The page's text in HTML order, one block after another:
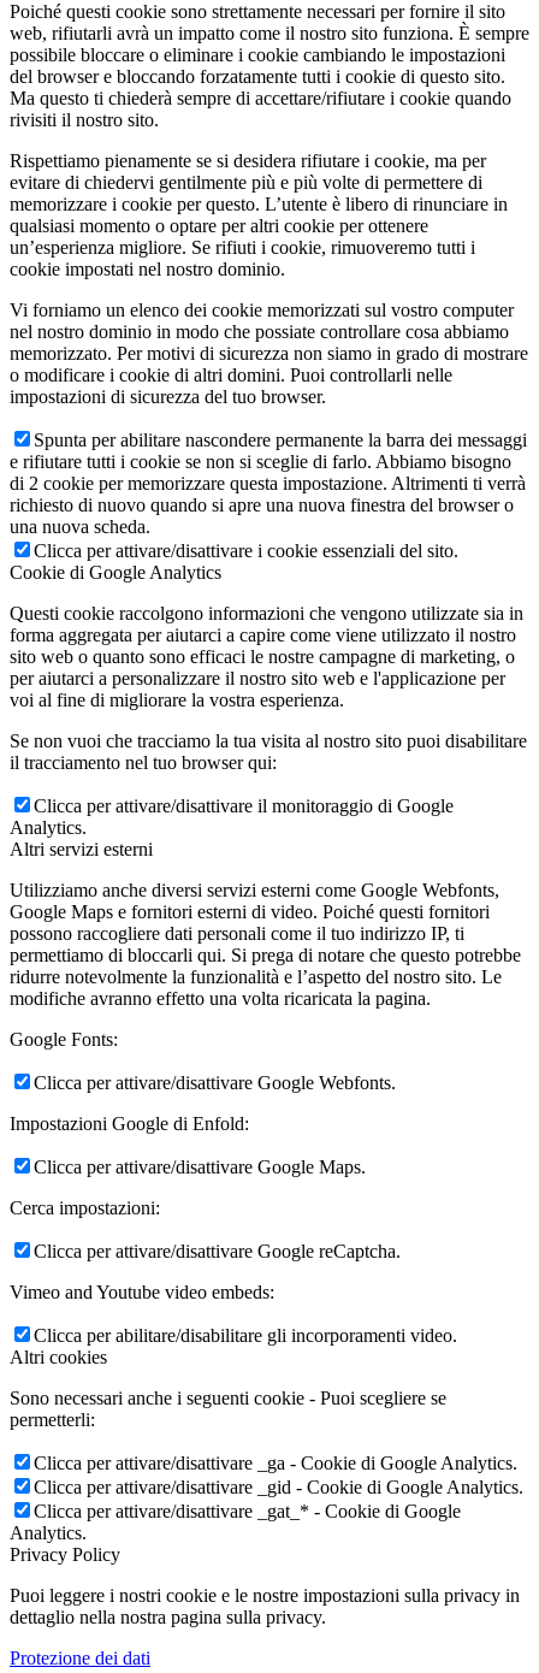
Poiché questi cookie sono strettamente necessari per fornire il sito
web, rifiutarli avrà un impatto come il nostro sito funziona. È sempre
possibile bloccare o eliminare i cookie cambiando le impostazioni
del browser e bloccando forzatamente tutti i cookie di questo sito.
Ma questo ti chiederà sempre di accettare/rifiutare i cookie quando
rivisiti il nostro sito.
Rispettiamo pienamente se si desidera rifiutare i cookie, ma per
evitare di chiedervi gentilmente più e più volte di permettere di
memorizzare i cookie per questo. L’utente è libero di rinunciare in
qualsiasi momento o optare per altri cookie per ottenere
un’esperienza migliore. Se rifiuti i cookie, rimuoveremo tutti i
cookie impostati nel nostro dominio.
Vi forniamo un elenco dei cookie memorizzati sul vostro computer
nel nostro dominio in modo che possiate controllare cosa abbiamo
memorizzato. Per motivi di sicurezza non siamo in grado di mostrare
o modificare i cookie di altri domini. Puoi controllarli nelle
impostazioni di sicurezza del tuo browser.
Spunta per abilitare nascondere permanente la barra dei messaggi
e rifiutare tutti i cookie se non si sceglie di farlo. Abbiamo bisogno
di 2 cookie per memorizzare questa impostazione. Altrimenti ti verrà
richiesto di nuovo quando si apre una nuova finestra del browser o
una nuova scheda.
Clicca per attivare/disattivare i cookie essenziali del sito.
Cookie di Google Analytics
Questi cookie raccolgono informazioni che vengono utilizzate sia in
forma aggregata per aiutarci a capire come viene utilizzato il nostro
sito web o quanto sono efficaci le nostre campagne di marketing, o
per aiutarci a personalizzare il nostro sito web e l'applicazione per
voi al fine di migliorare la vostra esperienza.
Se non vuoi che tracciamo la tua visita al nostro sito puoi disabilitare
il tracciamento nel tuo browser qui:
Clicca per attivare/disattivare il monitoraggio di Google
Analytics.
Altri servizi esterni
Utilizziamo anche diversi servizi esterni come Google Webfonts,
Google Maps e fornitori esterni di video. Poiché questi fornitori
possono raccogliere dati personali come il tuo indirizzo IP, ti
permettiamo di bloccarli qui. Si prega di notare che questo potrebbe
ridurre notevolmente la funzionalità e l’aspetto del nostro sito. Le
modifiche avranno effetto una volta ricaricata la pagina.
Google Fonts:
Clicca per attivare/disattivare Google Webfonts.
Impostazioni Google di Enfold:
Clicca per attivare/disattivare Google Maps.
Cerca impostazioni:
Clicca per attivare/disattivare Google reCaptcha.
Vimeo and Youtube video embeds:
Clicca per abilitare/disabilitare gli incorporamenti video.
Altri cookies
Sono necessari anche i seguenti cookie - Puoi scegliere se
permetterli:
Clicca per attivare/disattivare _ga - Cookie di Google Analytics.
Clicca per attivare/disattivare _gid - Cookie di Google Analytics.
Clicca per attivare/disattivare _gat_* - Cookie di Google
Analytics.
Privacy Policy
Puoi leggere i nostri cookie e le nostre impostazioni sulla privacy in
dettaglio nella nostra pagina sulla privacy.
Protezione dei dati